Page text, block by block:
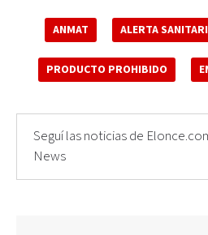
ANMAT ALERTA
PRODUCTO PROHIBIDO
Seguí las noticias de
News